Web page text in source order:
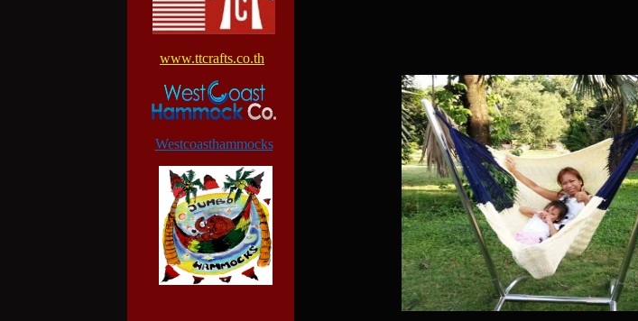
www.ttcrafts.co.th
Westcoasthammocks